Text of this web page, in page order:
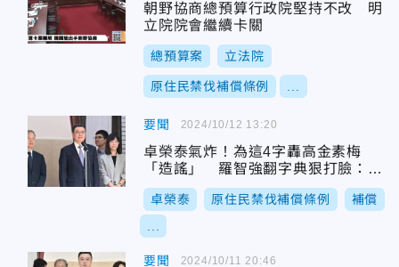
朝野協商總預算行政院堅持不改 明
立院院會繼續卡關
總預算案 立法院
原住民禁伐補償條例
要聞
卓榮泰氣炸！為這4字轟高金素梅
「造謠」 羅智強翻字典狠打臉：去
中化後遺症
卓榮泰 原住民禁伐補償條例 補償
2024/10/12 13:20
要聞 2024/10/11 20:46